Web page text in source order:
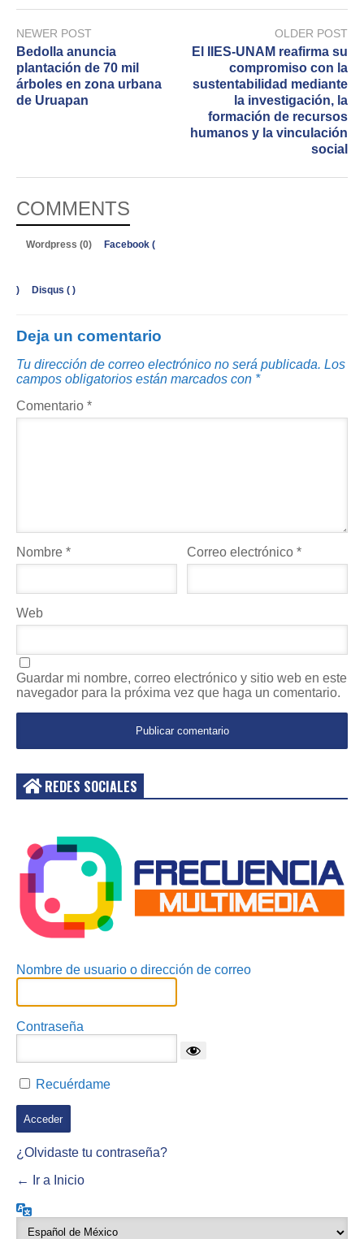
NEWER POST
Bedolla anuncia
plantación de 70 mil
árboles en zona urbana
de Uruapan
OLDER POST
El IIES-UNAM reafirma su
compromiso con la
sustentabilidad mediante
la investigación, la
formación de recursos
humanos y la vinculación
social
COMMENTS
Wordpress (0) Facebook (
) Disqus ( )
Deja un comentario
Tu dirección de correo electrónico no será publicada. Los
campos obligatorios están marcados con *
Comentario *
Nombre * Correo electrónico*
Web
Guardar mi nombre, correo electrónico y sitio web en este
navegador para la próxima vez que haga un comentario.
REDES SOCIALES
Nombre de usuario o dirección de correo
Contraseña
Recuérdame
¿Olvidaste tu contraseña?
← Ir a Inicio